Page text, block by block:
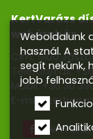
KertVarázs
webáruház
Cím: 5100
Telefon/Fax:
Mobil:+36 30
E-mail:
Weboldalunk
használ. A
segít nekünk,
jobb